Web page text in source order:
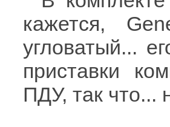
кажется,
угловатый...
приставки
ПДУ, так что...